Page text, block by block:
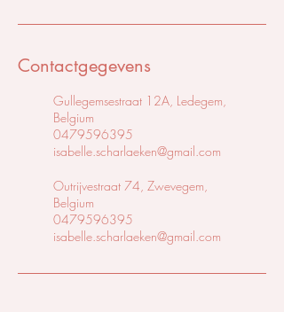
Contactgegevens
Gullegemsestraat 12A, Ledegem,
Belgium
0479596395
isabelle.scharlaeken@gmail.com
Outrijvestraat 74, Zwevegem,
Belgium
0479596395
isabelle.scharlaeken@gmail.com